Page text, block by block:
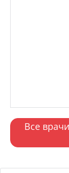
Все